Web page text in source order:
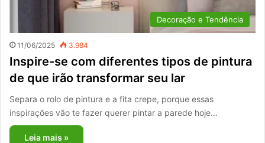
Decoração e Tendência
11/06/2025 3.984
Inspire-se com diferentes tipos de pintura
de que irão transformar seu lar
Separa o rolo de pintura e a fita crepe, porque essas
inspirações vão te fazer querer pintar a parede hoje…
Leia mais »